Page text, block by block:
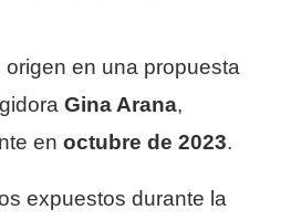
en una propuesta
Gina Arana,
en octubre de 2023.
expuestos durante la